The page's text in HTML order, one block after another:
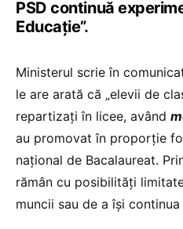
PSD continuă
Educație”.
Ministerul scrie în
le are arată că „elevii de
repartizați în licee, având
au promovat în proporție
național de Bacalaureat.
rămân cu posibilități
muncii sau de a își continua